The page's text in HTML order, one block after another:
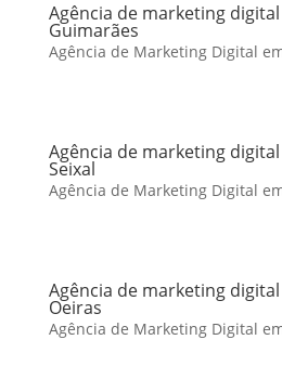
Agência de marketing
Guimarães
Agência de Marketing Digital
Agência de marketing
Seixal
Agência de Marketing Digital
Agência de marketing
Oeiras
Agência de Marketing Digital